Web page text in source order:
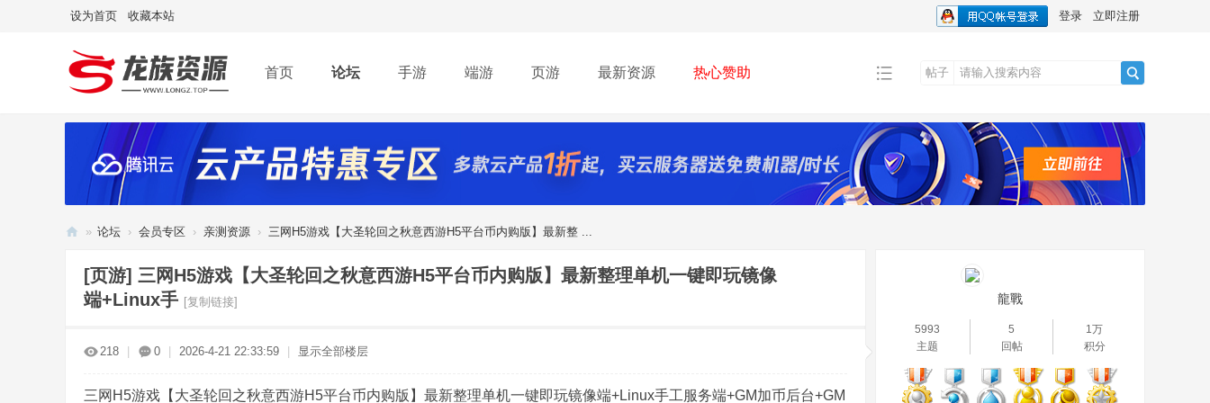
设为首页 收藏本站 登录 立即注册
首页 论坛 手游 端游 页游 最新资源 热心赞助 帖子
索
» 论坛 › 会员专区 › 亲测资源 › 三网H5游戏【大圣轮回之秋意西游H5平台币内购版】最新整 ...
[页游] 三网H5游戏【大圣轮回之秋意西游H5平台币内购版】最新整理单机一键即玩镜像
端+Linux手 [复制链接]
218 0 2026-4-21 22:33:59 显示全部楼层
三网H5游戏【大圣轮回之秋意西游H5平台币内购版】最新整理单机一键即玩镜像端+Linux手工服务端+GM加币后台+GM
龍戰
5993
主题
5
回帖
1万
积分